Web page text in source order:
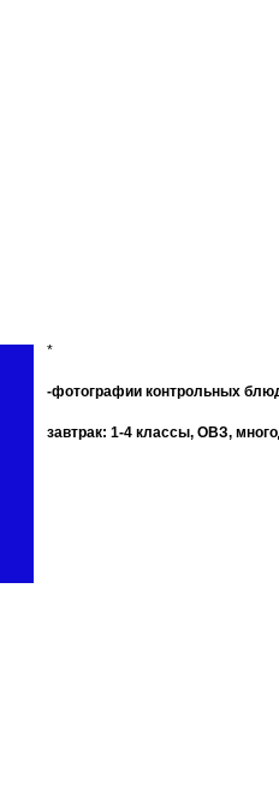
*
-фотографии контрольных
завтрак: 1-4 классы, ОВЗ,